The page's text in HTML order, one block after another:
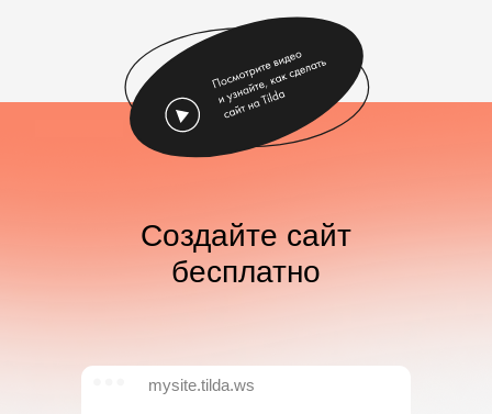
Создайте сайт
бесплатно
mysite.tilda.ws